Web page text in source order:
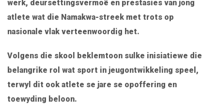
werk, deursettingsvermoë en prestasies van jong
atlete wat die Namakwa-streek met trots op
nasionale vlak verteenwoordig het.
Volgens die skool beklemtoon sulke inisiatiewe die
belangrike rol wat sport in jeugontwikkeling speel,
terwyl dit ook atlete se jare se opoffering en
toewyding beloon.